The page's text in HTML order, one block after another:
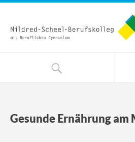
Gesunde Ernährung am